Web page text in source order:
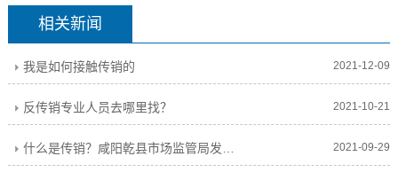
相关新闻
我是如何接触传销的 2021-12-09
反传销专业人员去哪里找？ 2021-10-21
2021-09-29